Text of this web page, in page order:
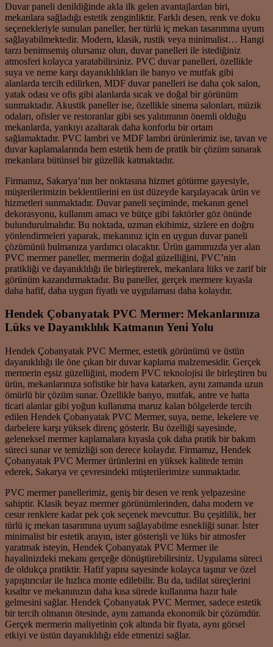
Duvar paneli denildiğinde akla ilk gelen avantajlardan biri,
mekanlara sağladığı estetik zenginliktir. Farklı desen, renk ve doku
seçenekleriyle sunulan paneller, her türlü iç mekan tasarımına uyum
sağlayabilmektedir. Modern, klasik, rustik veya minimalist… Hangi
tarzı benimsemiş olursanız olun, duvar panelleri ile istediğiniz
atmosferi kolayca yaratabilirsiniz. PVC duvar panelleri, özellikle
suya ve neme karşı dayanıklılıkları ile banyo ve mutfak gibi
alanlarda tercih edilirken, MDF duvar panelleri ise daha çok salon,
yatak odası ve ofis gibi alanlarda sıcak ve doğal bir görünüm
sunmaktadır. Akustik paneller ise, özellikle sinema salonları, müzik
odaları, ofisler ve restoranlar gibi ses yalıtımının önemli olduğu
mekanlarda, yankıyı azaltarak daha konforlu bir ortam
sağlamaktadır. PVC lambri ve MDF lambri ürünlerimiz ise, tavan ve
duvar kaplamalarında hem estetik hem de pratik bir çözüm sunarak
mekanlara bütünsel bir güzellik katmaktadır.
Firmamız, Sakarya’nın her noktasına hizmet götürme gayesiyle,
müşterilerimizin beklentilerini en üst düzeyde karşılayacak ürün ve
hizmetleri sunmaktadır. Duvar paneli seçiminde, mekanın genel
dekorasyonu, kullanım amacı ve bütçe gibi faktörler göz önünde
bulundurulmalıdır. Bu noktada, uzman ekibimiz, sizlere en doğru
yönlendirmeleri yaparak, mekanınız için en uygun duvar paneli
çözümünü bulmanıza yardımcı olacaktır. Ürün gamımızda yer alan
PVC mermer paneller, mermerin doğal güzelliğini, PVC’nin
pratikliği ve dayanıklılığı ile birleştirerek, mekanlara lüks ve zarif bir
görünüm kazandırmaktadır. Bu paneller, gerçek mermere kıyasla
daha hafif, daha uygun fiyatlı ve uygulaması daha kolaydır.
Hendek Çobanyatak PVC Mermer: Mekanlarınıza
Lüks ve Dayanıklılık Katmanın Yeni Yolu
Hendek Çobanyatak PVC Mermer, estetik görünümü ve üstün
dayanıklılığı ile öne çıkan bir duvar kaplama malzemesidir. Gerçek
mermerin eşsiz güzelliğini, modern PVC teknolojisi ile birleştiren bu
ürün, mekanlarınıza sofistike bir hava katarken, aynı zamanda uzun
ömürlü bir çözüm sunar. Özellikle banyo, mutfak, antre ve hatta
ticari alanlar gibi yoğun kullanıma maruz kalan bölgelerde tercih
edilen Hendek Çobanyatak PVC Mermer, suya, neme, lekelere ve
darbelere karşı yüksek direnç gösterir. Bu özelliği sayesinde,
geleneksel mermer kaplamalara kıyasla çok daha pratik bir bakım
süreci sunar ve temizliği son derece kolaydır. Firmamız, Hendek
Çobanyatak PVC Mermer ürünlerini en yüksek kalitede temin
ederek, Sakarya ve çevresindeki müşterilerimize sunmaktadır.
PVC mermer panellerimiz, geniş bir desen ve renk yelpazesine
sahiptir. Klasik beyaz mermer görünümlerinden, daha modern ve
cesur renklere kadar pek çok seçenek mevcuttur. Bu çeşitlilik, her
türlü iç mekan tasarımına uyum sağlayabilme esnekliği sunar. İster
minimalist bir estetik arayın, ister gösterişli ve lüks bir atmosfer
yaratmak isteyin, Hendek Çobanyatak PVC Mermer ile
hayalinizdeki mekanı gerçeğe dönüştürebilirsiniz. Uygulama süreci
de oldukça pratiktir. Hafif yapısı sayesinde kolayca taşınır ve özel
yapıştırıcılar ile hızlıca monte edilebilir. Bu da, tadilat süreçlerini
kısaltır ve mekanınızın daha kısa sürede kullanıma hazır hale
gelmesini sağlar. Hendek Çobanyatak PVC Mermer, sadece estetik
bir tercih olmanın ötesinde, aynı zamanda ekonomik bir çözümdür.
Gerçek mermerin maliyetinin çok altında bir fiyata, aynı görsel
etkiyi ve üstün dayanıklılığı elde etmenizi sağlar.